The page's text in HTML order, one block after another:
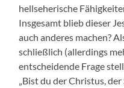
hellseherische
Insgesamt blieb dieser
auch anderes machen?
schließlich (allerdings
entscheidende Frage
„Bist du der Christus,